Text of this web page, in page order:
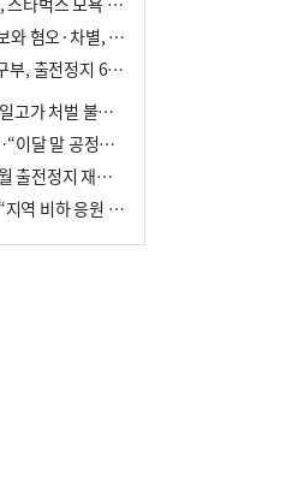
차정인 국교위원장 “허위정보와 혐오·차별, 학교 교실까지 유입"
‘5·18 폄훼 응원’ 배재고 야구부, 출전정지 6개월→1개월 감경
배재고 야구부 불송치 “광주일고가 처벌 불원 의사 표해”
배재고 야구부 징계 풀리나…“이달 말 공정위서 재심의”
‘스벅 구호 파문’ 배재고 6개월 출전정지 재심 신청키로
광주 찾아 고개 숙인 배재고 “지역 비하 응원 잘못”(종합)